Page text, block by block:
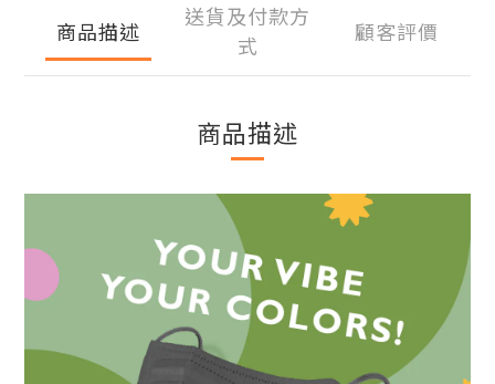
商品描述
送貨及付款方
式
顧客評價
商品描述